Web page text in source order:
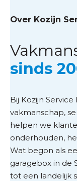
Over Kozijn
sinds
Bij Kozijn
vakmanschap,
helpen we
onderhouden,
Wat begon als
garagebox in de
tot een landelijk